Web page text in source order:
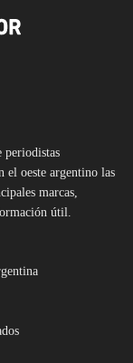
periodistas
el oeste argentino las
marcas,
útil.